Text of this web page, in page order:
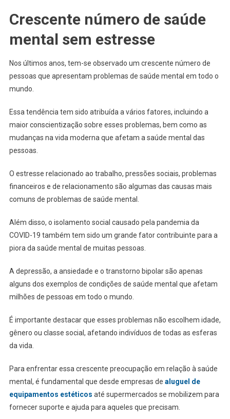
Crescente número de saúde
mental sem estresse
Nos últimos anos, tem-se observado um crescente número de
pessoas que apresentam problemas de saúde mental em todo o
mundo.
Essa tendência tem sido atribuída a vários fatores, incluindo a
maior conscientização sobre esses problemas, bem como as
mudanças na vida moderna que afetam a saúde mental das
pessoas.
O estresse relacionado ao trabalho, pressões sociais, problemas
financeiros e de relacionamento são algumas das causas mais
comuns de problemas de saúde mental.
Além disso, o isolamento social causado pela pandemia da
COVID-19 também tem sido um grande fator contribuinte para a
piora da saúde mental de muitas pessoas.
A depressão, a ansiedade e o transtorno bipolar são apenas
alguns dos exemplos de condições de saúde mental que afetam
milhões de pessoas em todo o mundo.
É importante destacar que esses problemas não escolhem idade,
gênero ou classe social, afetando indivíduos de todas as esferas
da vida.
Para enfrentar essa crescente preocupação em relação à saúde
mental, é fundamental que desde empresas de aluguel de
equipamentos estéticos até supermercados se mobilizem para
fornecer suporte e ajuda para aqueles que precisam.